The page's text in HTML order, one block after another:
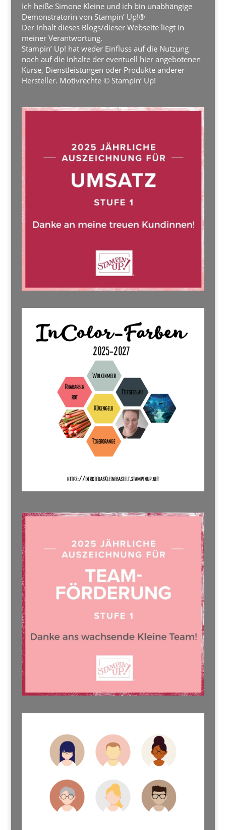
Ich heiße Simone Kleine und ich bin unabhängige
Demonstratorin von Stampin’ Up!®
Der Inhalt dieses Blogs/dieser Webseite liegt in
meiner Verantwortung.
Stampin’ Up! hat weder Einfluss auf die Nutzung
noch auf die Inhalte der eventuell hier angebotenen
Kurse, Dienstleistungen oder Produkte anderer
Hersteller. Motivrechte © Stampin’ Up!